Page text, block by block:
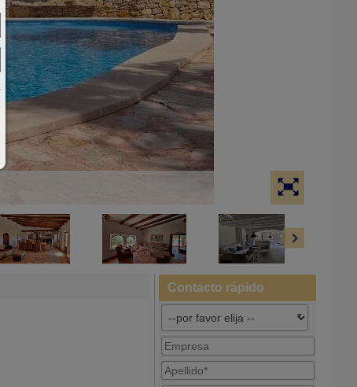
Contacto rápido
Puede cambiar su configuración de cookies aquí en
momento:
Detalles de cookies|Política de privacidad
volver